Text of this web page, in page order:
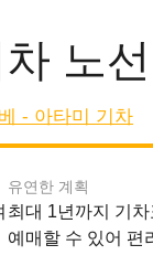
노선
- 아타미 기차
유연한 계획
최대 1년까지 기차
예매할 수 있어 편